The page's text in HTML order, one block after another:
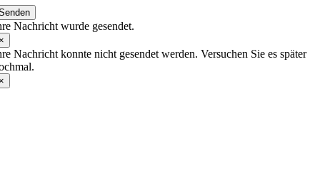
Nachricht wurde gesendet.
Nachricht konnte nicht gesendet werden. Versuchen Sie es später